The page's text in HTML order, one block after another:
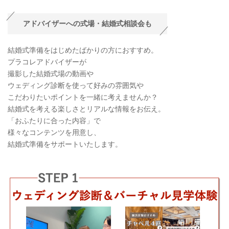
アドバイザーへの式場・結婚式相談会も
結婚式準備をはじめたばかりの方におすすめ。
プラコレアドバイザーが
撮影した結婚式場の動画や
ウェディング診断を使って好みの雰囲気や
こだわりたいポイントを一緒に考えませんか？
結婚式を考える楽しさとリアルな情報をお伝え。
「おふたりに合った内容」で
様々なコンテンツを用意し、
結婚式準備をサポートいたします。